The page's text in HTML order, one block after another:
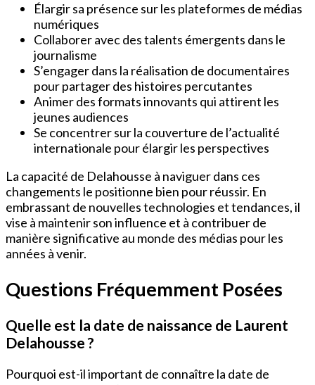
Élargir sa présence sur les plateformes de médias
numériques
Collaborer avec des talents émergents dans le
journalisme
S’engager dans la réalisation de documentaires
pour partager des histoires percutantes
Animer des formats innovants qui attirent les
jeunes audiences
Se concentrer sur la couverture de l’actualité
internationale pour élargir les perspectives
La capacité de Delahousse à naviguer dans ces
changements le positionne bien pour réussir. En
embrassant de nouvelles technologies et tendances, il
vise à maintenir son influence et à contribuer de
manière significative au monde des médias pour les
années à venir.
Questions Fréquemment Posées
Quelle est la date de naissance de Laurent
Delahousse ?
Pourquoi est-il important de connaître la date de